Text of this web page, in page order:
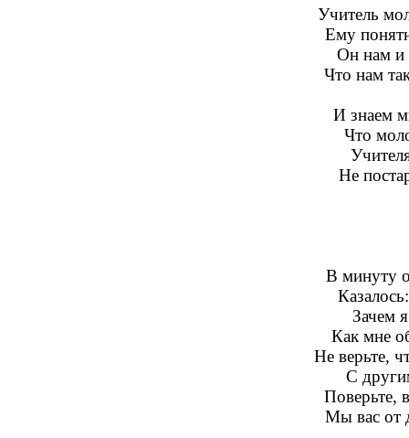
Учитель
Ему
Он нам и
Что нам
И знаем
Что
Не
В минуту
Зачем
Как мне
Не верьте,
С
Поверьте,
Мы вас от